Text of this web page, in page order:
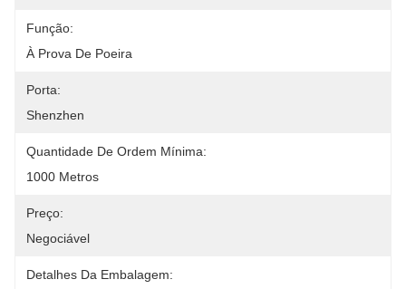
Função:
À Prova De Poeira
Porta:
Shenzhen
Quantidade De Ordem Mínima:
1000 Metros
Preço:
Negociável
Detalhes Da Embalagem: